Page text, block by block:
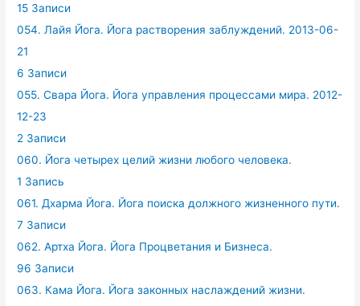
15 Записи
054. Лайя Йога. Йога растворения заблуждений. 2013-06-
21
6 Записи
055. Свара Йога. Йога управления процессами мира. 2012-
12-23
2 Записи
060. Йога четырех целий жизни любого человека.
1 Запись
061. Дхарма Йога. Йога поиска должного жизненного пути.
7 Записи
062. Артха Йога. Йога Процветания и Бизнеса.
96 Записи
063. Кама Йога. Йога законных наслаждений жизни.